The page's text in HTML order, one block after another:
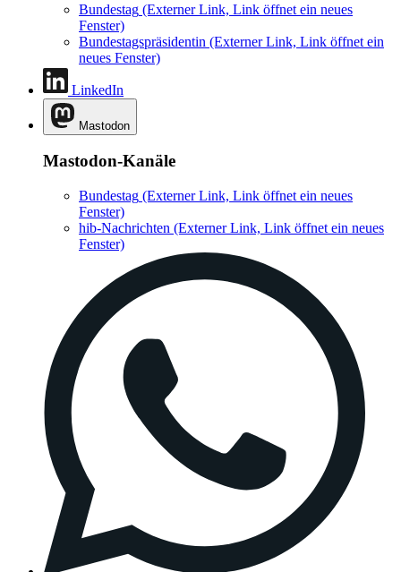
Bundestag (Externer Link, Link öffnet ein neues
Fenster)
Bundestagspräsidentin (Externer Link, Link öffnet ein
neues Fenster)
LinkedIn
Mastodon
Mastodon-Kanäle
Bundestag (Externer Link, Link öffnet ein neues
Fenster)
hib-Nachrichten (Externer Link, Link öffnet ein neues
Fenster)